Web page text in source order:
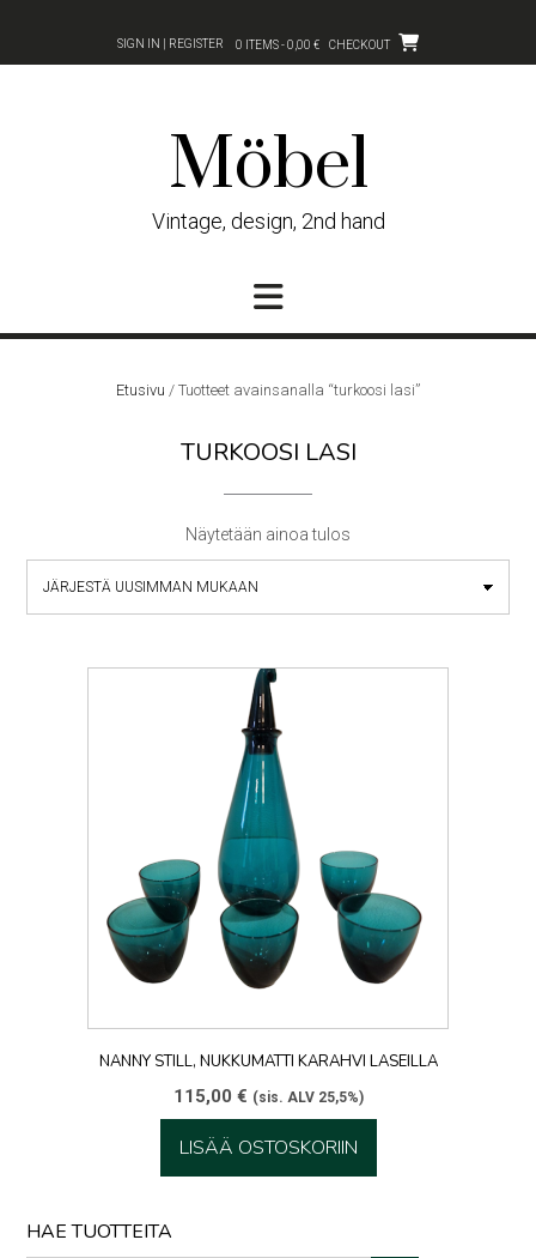
content
SIGN IN | REGISTER 0 ITEMS - 0,00 € CHECKOUT
Möbel
Vintage, design, 2nd hand
Etusivu / Tuotteet avainsanalla “turkoosi lasi”
TURKOOSI LASI
Näytetään ainoa tulos
NANNY STILL, NUKKUMATTI KARAHVI LASEILLA
115,00 € (sis. ALV 25,5%)
LISÄÄ OSTOSKORIIN
HAE TUOTTEITA